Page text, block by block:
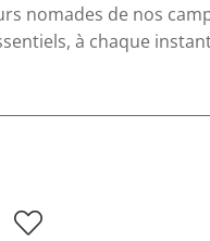
nomades de nos
à chaque